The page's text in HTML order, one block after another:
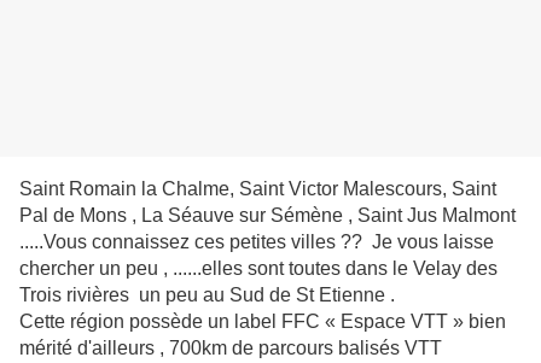
Saint Romain la Chalme, Saint Victor Malescours, Saint
Pal de Mons , La Séauve sur Sémène , Saint Jus Malmont
.....Vous connaissez ces petites villes ?? Je vous laisse
chercher un peu , ......elles sont toutes dans le Velay des
Trois rivières un peu au Sud de St Etienne .
Cette région possède un label FFC « Espace VTT » bien
mérité d'ailleurs , 700km de parcours balisés VTT